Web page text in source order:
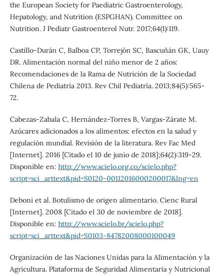
the European Society for Paediatric Gastroenterology,
Hepatology, and Nutrition (ESPGHAN). Committee on
Nutrition. J Pediatr Gastroenterol Nutr. 2017;64(1):119.
Castillo-Durán C, Balboa CP, Torrejón SC, Bascuñán GK, Uauy
DR. Alimentación normal del niño menor de 2 años:
Recomendaciones de la Rama de Nutrición de la Sociedad
Chilena de Pediatría 2013. Rev Chil Pediatría. 2013;84(5):565-
72.
Cabezas-Zabala C, Hernández-Torres B, Vargas-Zárate M.
Azúcares adicionados a los alimentos: efectos en la salud y
regulación mundial. Revisión de la literatura. Rev Fac Med
[Internet]. 2016 [Citado el 10 de junio de 2018];64(2):319-29.
Disponible en: http://www.scielo.org.co/scielo.php?
script=sci_arttext&pid=S0120-00112016000200017&lng=en
Deboni et al. Botulismo de origen alimentario. Cienc Rural
[Internet]. 2008 [Citado el 30 de noviembre de 2018].
Disponible en: http://www.scielo.br/scielo.php?
script=sci_arttext&pid=S0103-84782008000100049
Organización de las Naciones Unidas para la Alimentación y la
Agricultura. Plataforma de Seguridad Alimentaria y Nutricional